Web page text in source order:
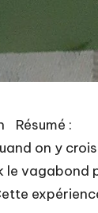
Résumé :
on y